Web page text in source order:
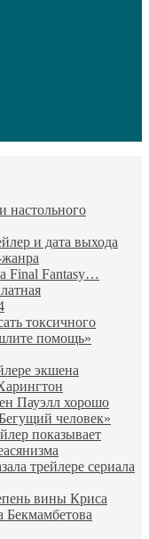
настольного
и дата выхода
Final Fantasy…
токсичного
помощь»
экшена
Пауэлл хорошо
человек»
показывает
трейлере сериала
вины Криса
Бекмамбетова